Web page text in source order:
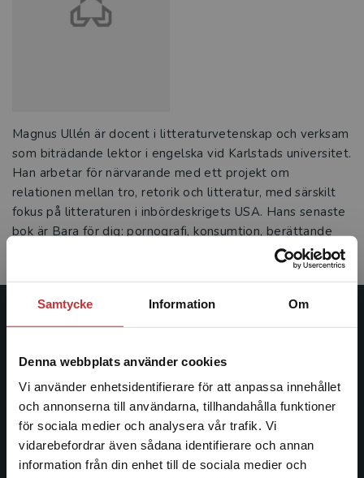
Samtycke Information Om
Denna webbplats använder cookies
Vi använder enhetsidentifierare för att anpassa innehållet
och annonserna till användarna, tillhandahålla funktioner
för sociala medier och analysera vår trafik. Vi
vidarebefordrar även sådana identifierare och annan
information från din enhet till de sociala medier och
Begränsad fraktregion
Magnus Ullén är docent i litteraturvetenskap och verksam
som biträdande lektor i engelska vid Karlstads universitet.
Han arbetar för närvarande med ett projekt om
relationen mellan tro, retorik och litteratur, med särskilt
fokus på litteraturen i inbördeskrigets USA. Hans senaste
bok är Bara för dig: pornografi, konsumtion, berättande
Studentlitteratur
Studentlitteratur grundades 1963 och är idag Sveriges
ledande utbildningsförlag. Med läromedel, kurslitteratur,
facklitteratur, utbildningar och digitala
informationstjänster i utbudet, finns Studentlitteratur med
längs hela kunskapsresan.